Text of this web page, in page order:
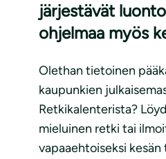
järjestävät
ohjelmaa myös
Olethan tietoinen
kaupunkien
Retkikalenterista?
mieluinen retki tai
vapaaehtoiseksi kesän